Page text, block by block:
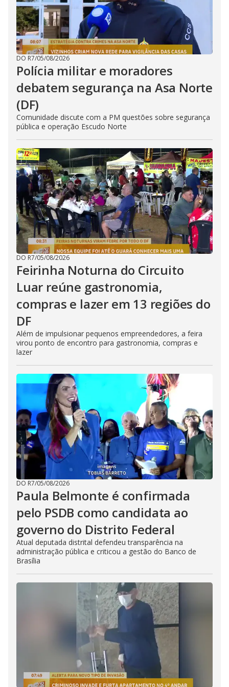
DO R7/05/08/2026
Polícia militar e moradores
debatem segurança na Asa Norte
(DF)
Comunidade discute com a PM questões sobre segurança
pública e operação Escudo Norte
DO R7/05/08/2026
Feirinha Noturna do Circuito
Luar reúne gastronomia,
compras e lazer em 13 regiões do
DF
Além de impulsionar pequenos empreendedores, a feira
virou ponto de encontro para gastronomia, compras e
lazer
DO R7/05/08/2026
Paula Belmonte é confirmada
pelo PSDB como candidata ao
governo do Distrito Federal
Atual deputada distrital defendeu transparência na
administração pública e criticou a gestão do Banco de
Brasília